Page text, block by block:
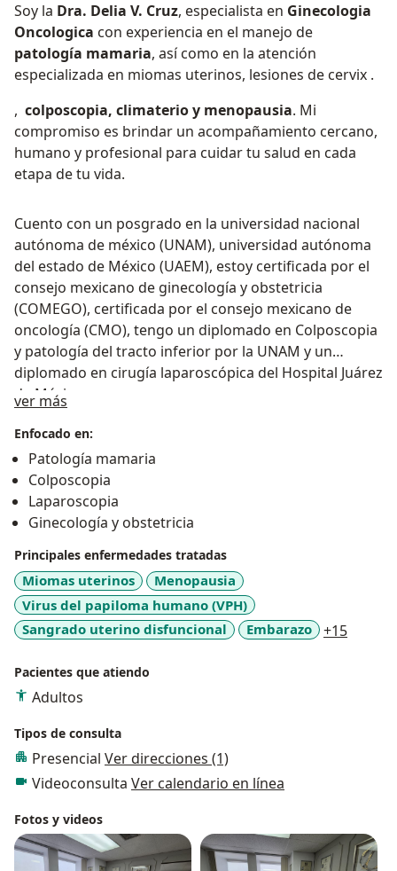
Soy la Dra. Delia V. Cruz, especialista en Ginecologia
Oncologica con experiencia en el manejo de
patología mamaria, así como en la atención
especializada en miomas uterinos, lesiones de cervix .
, colposcopia, climaterio y menopausia. Mi
compromiso es brindar un acompañamiento cercano,
humano y profesional para cuidar tu salud en cada
etapa de tu vida.
Cuento con un posgrado en la universidad nacional
autónoma de méxico (UNAM), universidad autónoma
del estado de México (UAEM), estoy certificada por el
consejo mexicano de ginecología y obstetricia
(COMEGO), certificada por el consejo mexicano de
oncología (CMO), tengo un diplomado en Colposcopia
y patología del tracto inferior por la UNAM y un
diplomado en cirugía laparoscópica del Hospital Juárez
de México.
ver más
Enfocado en:
Patología mamaria
Colposcopia
Laparoscopia
Ginecología y obstetricia
Principales enfermedades tratadas
Miomas uterinos
Menopausia
Virus del papiloma humano (VPH)
Sangrado uterino disfuncional
Embarazo +15
Pacientes que atiendo
Adultos
Tipos de consulta
Presencial Ver direcciones (1)
Videoconsulta Ver calendario en línea
Fotos y videos